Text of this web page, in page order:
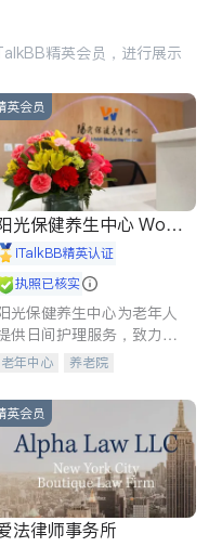
精英会员，进行展示
英会员
光保健养生中心 World
shine
iTalkBB精英认证
执照已核实
光保健养生中心为老年人
供日间护理服务，致力于
通过持续的护理创新来有效
老年中心 养老院
英会员
法律师事务所